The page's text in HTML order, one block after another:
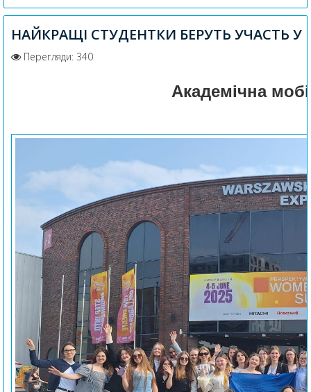
НАЙКРАЩІ СТУДЕНТКИ БЕРУТЬ УЧАСТЬ
Перегляди: 340
Академічна